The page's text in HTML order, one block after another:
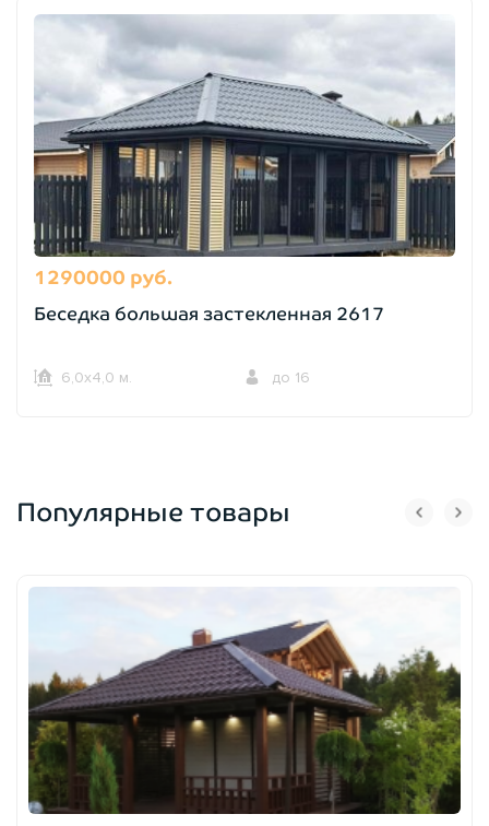
1290000 руб.
Беседка большая застекленная 2617
6,0х4,0 м. до 16
Популярные товары